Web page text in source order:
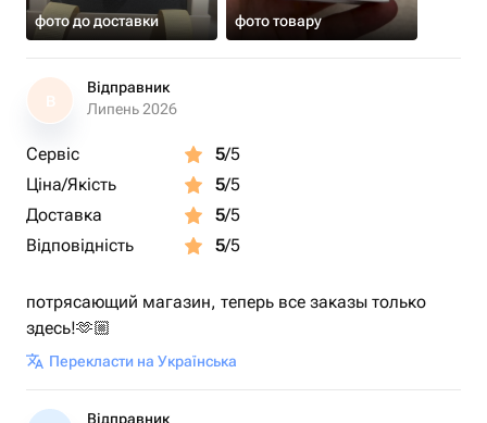
фото до доставки фото товару
В
Відправник
Липень 2026
Сервіс 5/5
Ціна/Якість
5/5
Доставка
5/5
Відповідність
5/5
потрясающий магазин, теперь все заказы только
здесь!🫶🏼
Перекласти на Українська
Відправник